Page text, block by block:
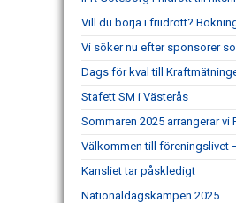
Vill du börja i friidrott?
Vi söker nu efter sponsorer
Dags för kval till
Stafett SM i Västerås
Sommaren 2025 arrangerar
Välkommen till föreningslivet
Kansliet tar påskledigt
Nationaldagskampen 2025